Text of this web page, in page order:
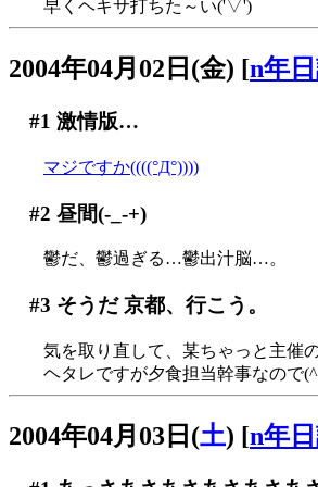
早くヘキサ打ちた～い('▽')
2004年04月02日(金) [n年
#1 激情版…
マジですか((((°Д°))))
#2 昼間(-_-+)
鬱だ、鬱過ぎる…鬱出汁脳…。
#3 そうだ 京都、行こう。
気を取り直して、某ちゃっと主催
ヘタレですが夕食担当幹事なので
2004年04月03日(土) [n年